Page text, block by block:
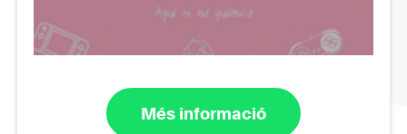
Més informació